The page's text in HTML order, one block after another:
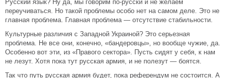
Русский язык? Ну да, мы говорим по-русски и не желаем
переучиваться. Но такой проблемы особо нет на самом деле. Это не
главная проблема. Главная проблема — отсутствие стабильности.
Культурные различия с Западной Украиной? Это серьезная
проблема. Не все они, конечно, «бандеровцы», но вообще чужие, да.
Особенно вот эти, из «Правого сектора». Пусть сидят у себя, к нам
не лезут. Хотя пока тут русская армия, и не полезут — боятся.
Так что путь русская армия будет, пока референдум не состоится. А